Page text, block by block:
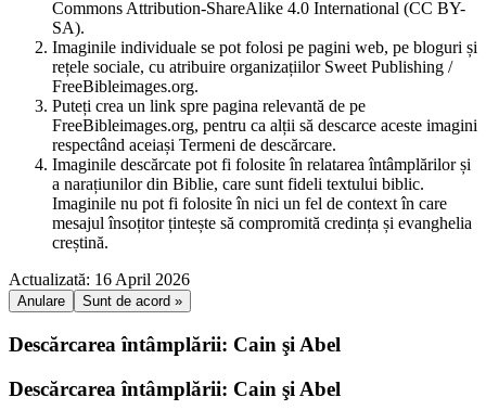
Commons Attribution-ShareAlike 4.0 International (CC BY-
SA).
Imaginile individuale se pot folosi pe pagini web, pe bloguri și
rețele sociale, cu atribuire organizațiilor Sweet Publishing /
FreeBibleimages.org.
Puteți crea un link spre pagina relevantă de pe
FreeBibleimages.org, pentru ca alții să descarce aceste imagini
respectând aceiași Termeni de descărcare.
Imaginile descărcate pot fi folosite în relatarea întâmplărilor și
a narațiunilor din Biblie, care sunt fideli textului biblic.
Imaginile nu pot fi folosite în nici un fel de context în care
mesajul însoțitor țintește să compromită credința și evanghelia
creștină.
Actualizată: 16 April 2026
Anulare Sunt de acord »
Descărcarea întâmplării: Cain şi Abel
Descărcarea întâmplării: Cain şi Abel